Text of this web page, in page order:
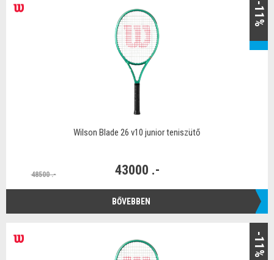
-11%
Wilson Blade 26 v10 junior teniszütő
48500 .- 43000 .-
BŐVEBBEN
-11%